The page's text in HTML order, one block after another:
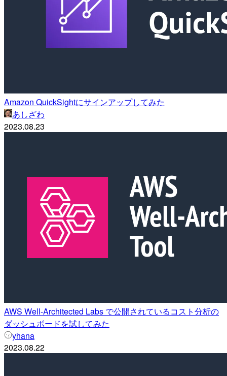
Amazon QuickSightにサインアップしてみた
あしざわ
2023.08.23
AWS Well-Architected Labs で公開されているコスト分析の
ダッシュボードを試してみた
yhana
2023.08.22